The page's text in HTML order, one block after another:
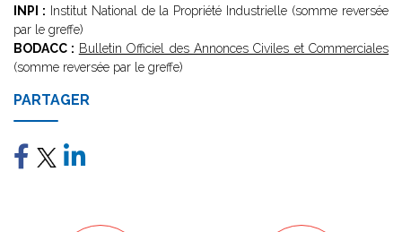
INPI : Institut National de la Propriété Industrielle (somme reversée
par le greffe)
BODACC : Bulletin Officiel des Annonces Civiles et Commerciales
(somme reversée par le greffe)
PARTAGER